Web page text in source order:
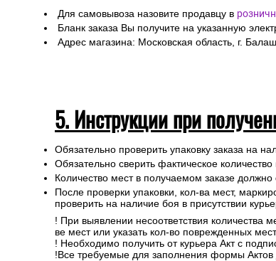
Для самовывоза назовите продавцу в
Бланк заказа Вы получите на указанную
Адрес магазина: Московская область, г.
5. Инструкции при
Обязательно проверить упаковку заказа на
Обязательно сверить фактическое
Количество мест в получаемом заказе должно
После проверки упаковки, кол-ва мест,
проверить на наличие боя в присутствии
! При выявлении несоответствия количества
ве мест или указать кол-во поврежденных
! Необходимо получить от курьера Акт с
!Все требуемые для заполнения формы